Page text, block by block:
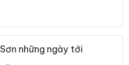
những ngày tới